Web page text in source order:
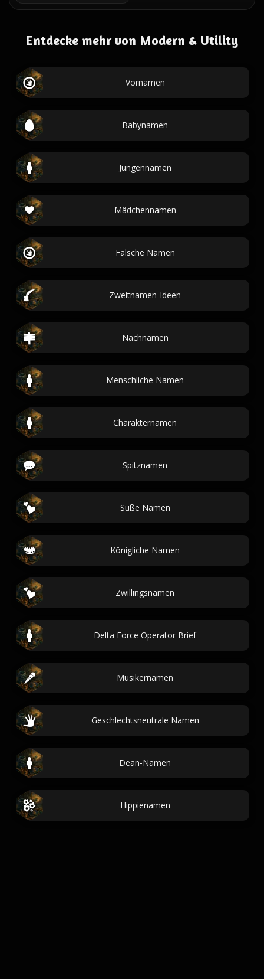
Entdecke mehr von Modern & Utility
Vornamen
Babynamen
Jungennamen
Mädchennamen
Falsche Namen
Zweitnamen-Ideen
Nachnamen
Menschliche Namen
Charakternamen
Spitznamen
Süße Namen
Königliche Namen
Zwillingsnamen
Delta Force Operator Brief
Musikernamen
Geschlechtsneutrale Namen
Dean-Namen
Hippienamen